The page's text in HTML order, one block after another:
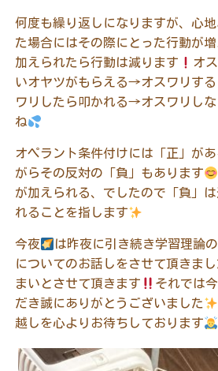
何度も繰り返しになりますが、心
た場合にはその際にとった行動が
加えられたら行動は減ります
オ
いオヤツがもらえる→オスワリす
ワリしたら叩かれる→オスワリし
ね
オペラント条件付けには「正」が
がらその反対の「負」もあります
が加えられる、でしたので「負」
れることを指します
今夜
は昨夜に引き続き学習理論
についてのお話しをさせて頂きま
まいとさせて頂きます
それでは
だき誠にありがとうございました
越しを心よりお待ちしております